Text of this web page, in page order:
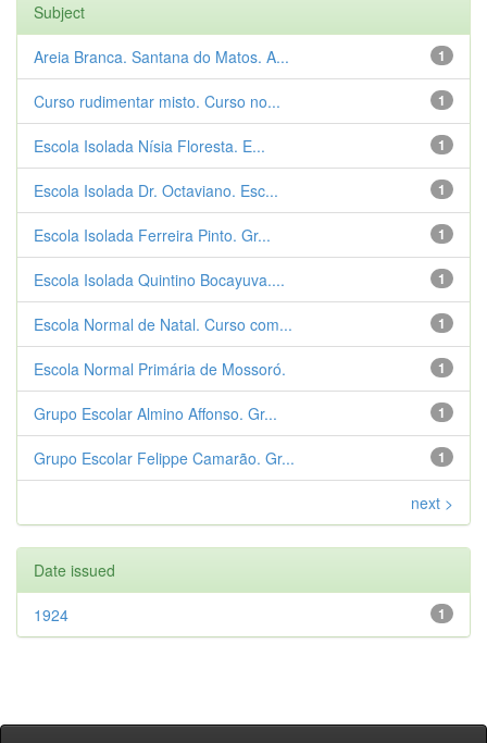
Subject
1
Areia Branca. Santana do Matos. A...
1
Curso rudimentar misto. Curso no...
1
Escola Isolada Nísia Floresta. E...
1
Escola Isolada Dr. Octaviano. Esc...
1
Escola Isolada Ferreira Pinto. Gr...
1
Escola Isolada Quintino Bocayuva....
1
Escola Normal de Natal. Curso com...
1
Escola Normal Primária de Mossoró.
1
Grupo Escolar Almino Affonso. Gr...
1
Grupo Escolar Felippe Camarão. Gr...
next >
Date issued
1
1924